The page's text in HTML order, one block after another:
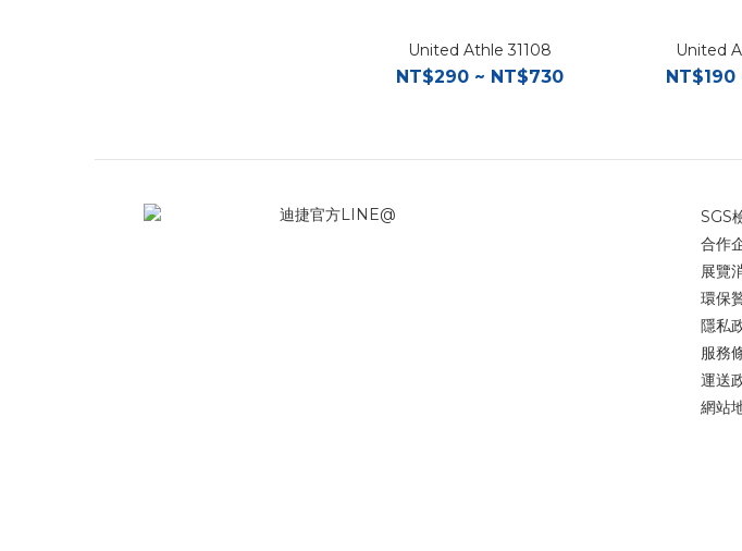
United Athle 31108
NT$290 ~ NT$730
United
SGS
合作
展覽
環保
隱私
服務
運送
網站